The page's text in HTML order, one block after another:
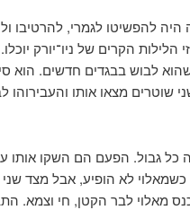
להפשיטו לגמרי, להרטיבו
הלילות הקרים של ניו־יורק
לבוש בבגדים חדשים. הוא
שוטרים מצאו אותו
גבול. הפעם הם השקו אותו עד
לא הופיע, אבל מצד שני
מאלוי לבר הקטן, חי וצמא.